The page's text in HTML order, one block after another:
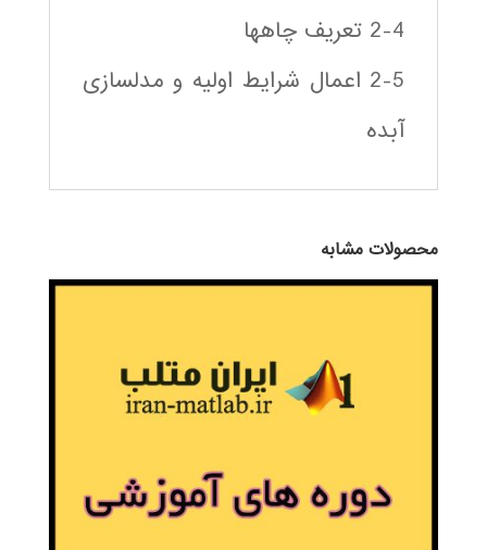
2-4 تعريف چاهها
2-5 اعمال شرايط اوليه و مدلسازی
آبده
محصولات مشابه